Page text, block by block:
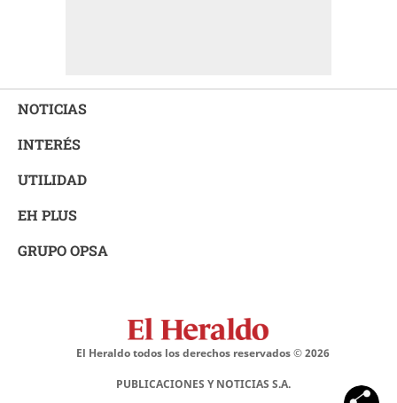
NOTICIAS
INTERÉS
UTILIDAD
EH PLUS
GRUPO OPSA
El Heraldo todos los derechos reservados ©2026
PUBLICACIONES Y NOTICIAS S.A.